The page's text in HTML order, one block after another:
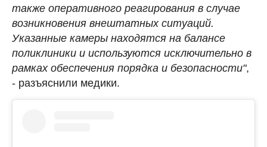
также оперативного реагирования в случае
возникновения внештатных ситуаций.
Указанные камеры находятся на балансе
поликлиники и используются исключительно в
рамках обеспечения порядка и безопасности",
- разъяснили медики.